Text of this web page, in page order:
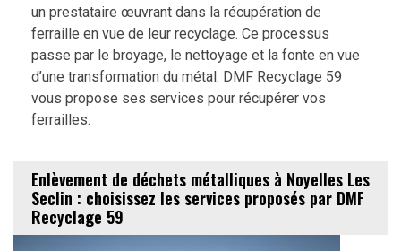
un prestataire œuvrant dans la récupération de
ferraille en vue de leur recyclage. Ce processus
passe par le broyage, le nettoyage et la fonte en vue
d’une transformation du métal. DMF Recyclage 59
vous propose ses services pour récupérer vos
ferrailles.
Enlèvement de déchets métalliques à Noyelles Les
Seclin : choisissez les services proposés par DMF
Recyclage 59